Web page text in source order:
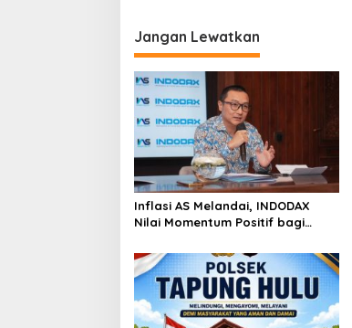
Jangan Lewatkan
Inflasi AS Melandai, INDODAX
Nilai Momentum Positif bagi
Genesis Day